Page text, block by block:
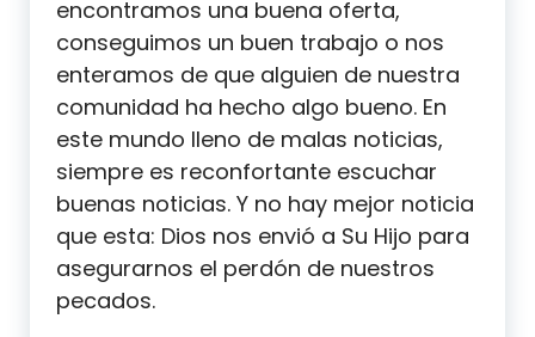
encontramos una buena oferta,
conseguimos un buen trabajo o nos
enteramos de que alguien de nuestra
comunidad ha hecho algo bueno. En
este mundo lleno de malas noticias,
siempre es reconfortante escuchar
buenas noticias. Y no hay mejor noticia
que esta: Dios nos envió a Su Hijo para
asegurarnos el perdón de nuestros
pecados.